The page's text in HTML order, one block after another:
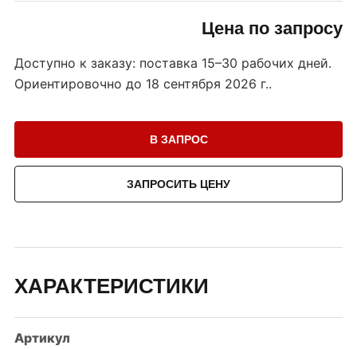
Цена по запросу
Доступно к заказу: поставка 15–30 рабочих дней.
Ориентировочно до 18 сентября 2026 г..
В ЗАПРОС
ЗАПРОСИТЬ ЦЕНУ
ХАРАКТЕРИСТИКИ
Артикул